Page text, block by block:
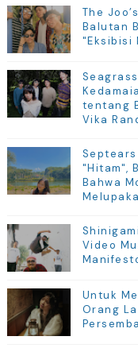
The
Balutan
"Eksibisi
tentang
Vika
"Hitam",
Bahwa
Video
Untuk
Orang